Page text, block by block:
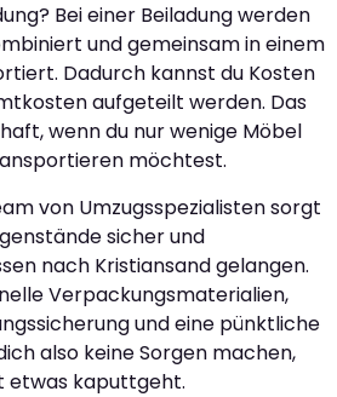
Bei einer Beiladung werden
und gemeinsam in einem
Dadurch kannst du Kosten
aufgeteilt werden. Das
wenn du nur wenige Möbel
möchtest.
von Umzugsspezialisten sorgt
sicher und
nach Kristiansand gelangen.
Verpackungsmaterialien,
und eine pünktliche
also keine Sorgen machen,
etwas kaputtgeht.